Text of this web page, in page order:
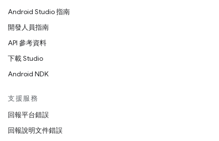
Android Studio 指南
開發人員指南
API 參考資料
下載 Studio
Android NDK
支援服務
回報平台錯誤
回報說明文件錯誤